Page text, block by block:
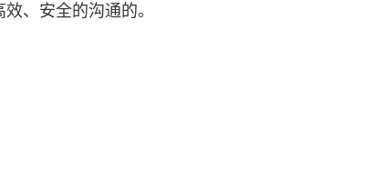
、安全的沟通的。